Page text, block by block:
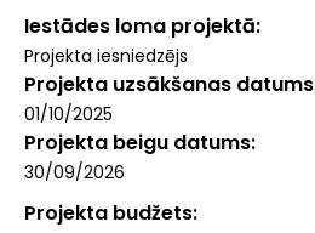
Iestādes loma projektā
Projekta iesniedzējs
Projekta uzsākšanas datums
01/10/2025
Projekta beigu datums
30/09/2026
Projekta budžets